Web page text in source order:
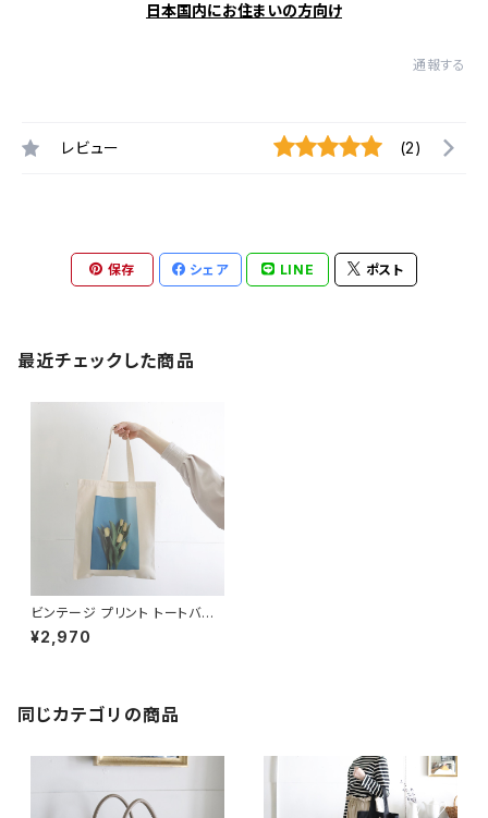
日本国内にお住まいの方向け
通報する
レビュー (2)
保存 シェア LINE ポスト
最近チェックした商品
ビンテージ プリント トートバッ
グ
¥2,970
同じカテゴリの商品